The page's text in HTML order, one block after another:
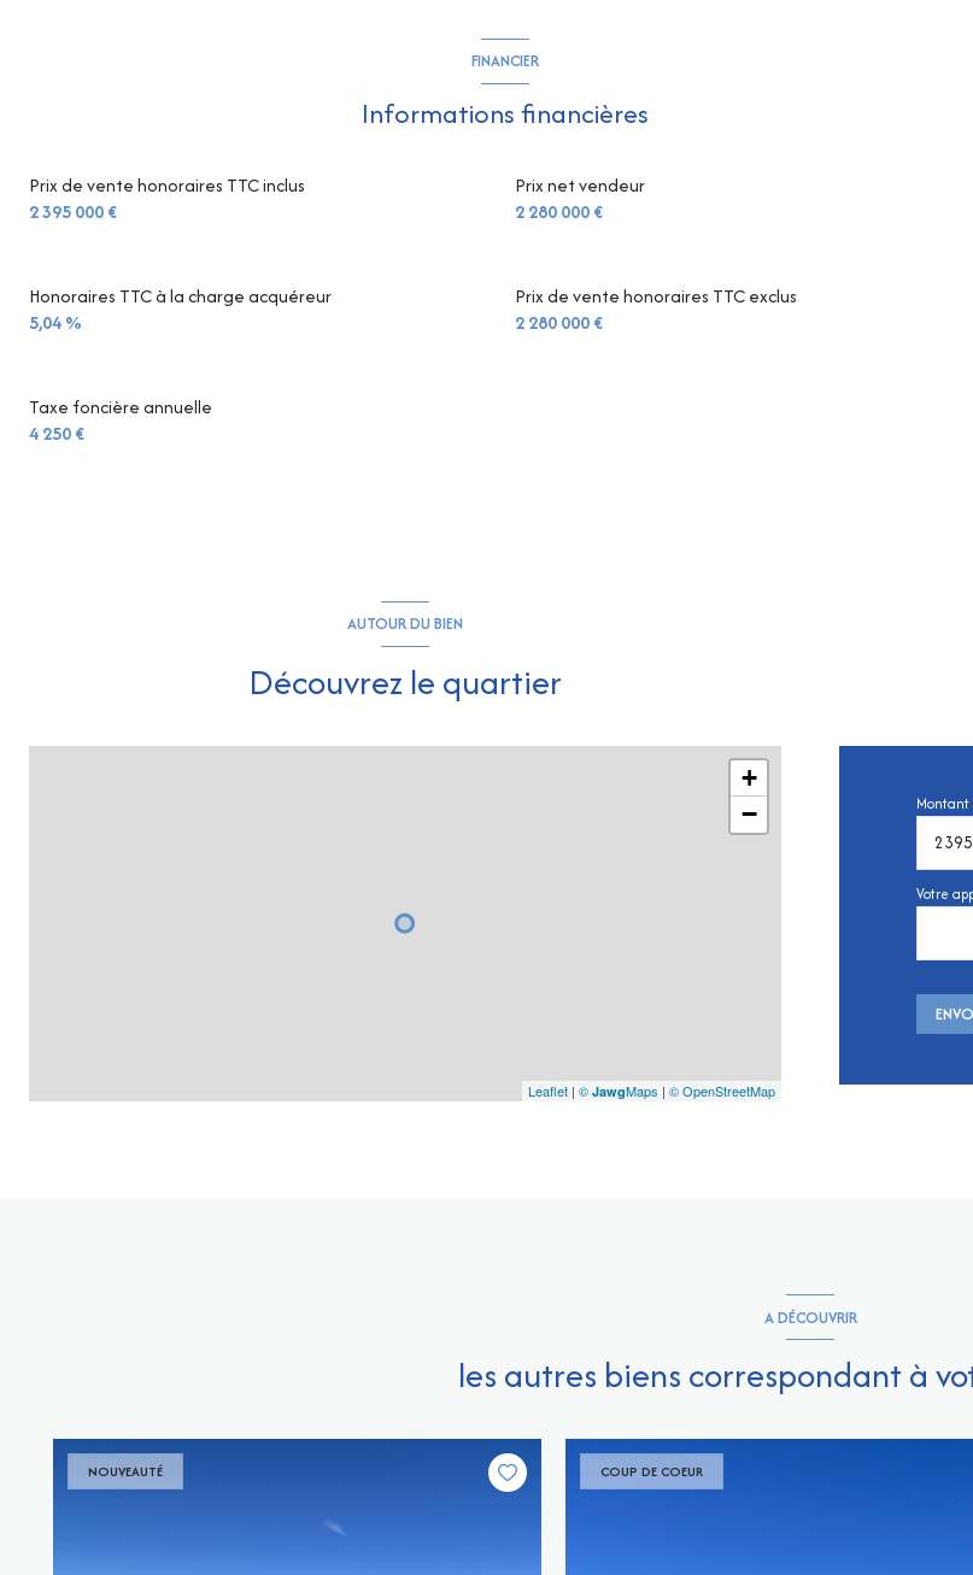
FINANCIER
Informations financières
Prix de vente honoraires TTC inclus
2 395 000 €
Prix net vendeur
2 280 000 €
Prix de vente honoraires TTC exclus
2 280 000 €
Honoraires TTC à la charge acquéreur
5,04 %
Taxe foncière annuelle
4 250 €
AUTOUR DU BIEN
Découvrez le quartier
+
−
Leaflet | © JawgMaps | © OpenStreetMap
Votre
A DÉCOUVRIR
les autres biens correspondant à
NOUVEAUTÉ COUP DE COEUR